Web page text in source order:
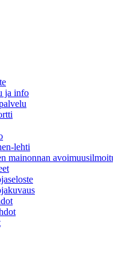
ja info
lehti
mainonnan